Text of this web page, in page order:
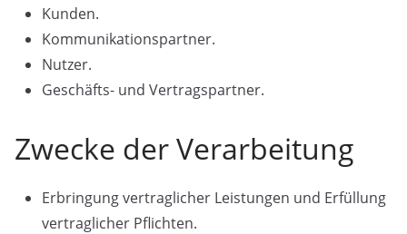
Kunden.
Kommunikationspartner.
Nutzer.
Geschäfts- und Vertragspartner.
Zwecke der Verarbeitung
Erbringung vertraglicher Leistungen und Erfüllung
vertraglicher Pflichten.